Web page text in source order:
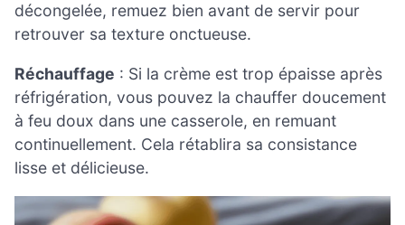
décongelée, remuez bien avant de servir pour
retrouver sa texture onctueuse.
Réchauffage : Si la crème est trop épaisse après
réfrigération, vous pouvez la chauffer doucement
à feu doux dans une casserole, en remuant
continuellement. Cela rétablira sa consistance
lisse et délicieuse.